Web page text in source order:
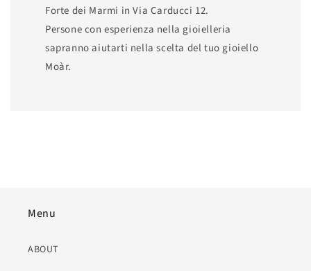
Forte dei Marmi in Via Carducci 12.
Persone con esperienza nella gioielleria
sapranno aiutarti nella scelta del tuo gioiello
Moàr.
Menu
ABOUT